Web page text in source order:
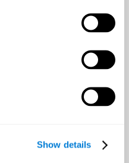
Show details
улучшать